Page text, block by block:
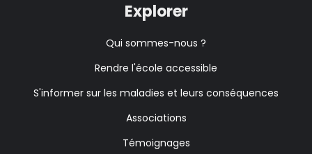
Explorer
Qui sommes-nous ?
Rendre l'école accessible
S'informer sur les maladies et leurs conséquences
Associations
Témoignages